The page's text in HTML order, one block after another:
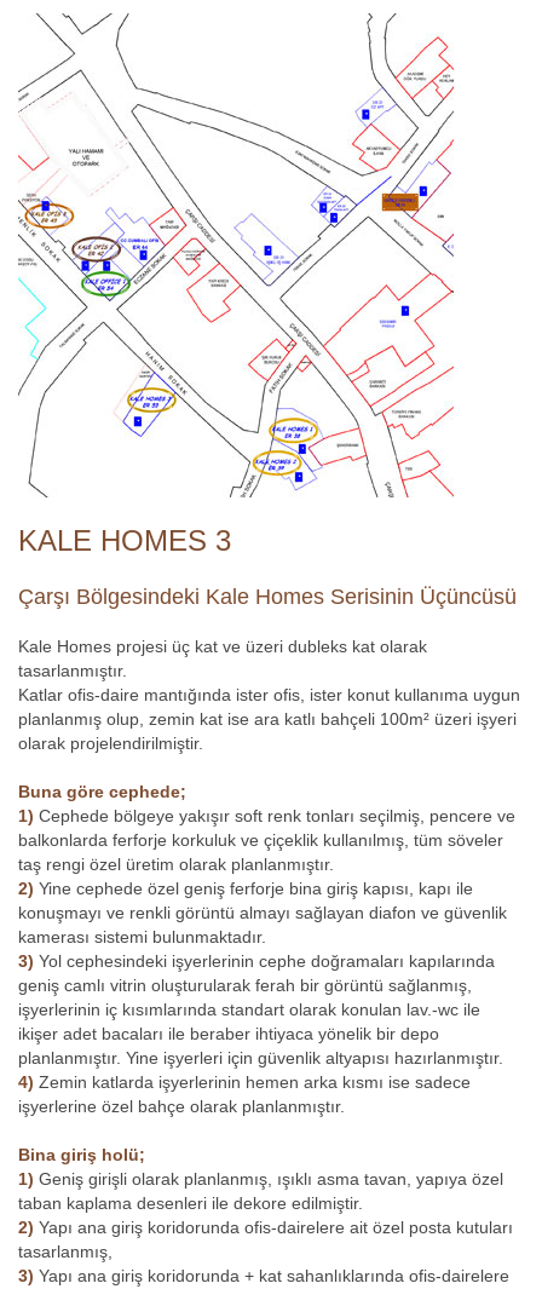
KALE HOMES 3
Çarşı Bölgesindeki Kale Homes Serisinin Üçüncüsü
Kale Homes projesi üç kat ve üzeri dubleks kat olarak
tasarlanmıştır.
Katlar ofis-daire mantığında ister ofis, ister konut kullanıma uygun
planlanmış olup, zemin kat ise ara katlı bahçeli 100m² üzeri işyeri
olarak projelendirilmiştir.
Buna göre cephede;
1) Cephede bölgeye yakışır soft renk tonları seçilmiş, pencere ve
balkonlarda ferforje korkuluk ve çiçeklik kullanılmış, tüm söveler
taş rengi özel üretim olarak planlanmıştır.
2) Yine cephede özel geniş ferforje bina giriş kapısı, kapı ile
konuşmayı ve renkli görüntü almayı sağlayan diafon ve güvenlik
kamerası sistemi bulunmaktadır.
3) Yol cephesindeki işyerlerinin cephe doğramaları kapılarında
geniş camlı vitrin oluşturularak ferah bir görüntü sağlanmış,
işyerlerinin iç kısımlarında standart olarak konulan lav.-wc ile
ikişer adet bacaları ile beraber ihtiyaca yönelik bir depo
planlanmıştır. Yine işyerleri için güvenlik altyapısı hazırlanmıştır.
4) Zemin katlarda işyerlerinin hemen arka kısmı ise sadece
işyerlerine özel bahçe olarak planlanmıştır.
Bina giriş holü;
1) Geniş girişli olarak planlanmış, ışıklı asma tavan, yapıya özel
taban kaplama desenleri ile dekore edilmiştir.
2) Yapı ana giriş koridorunda ofis-dairelere ait özel posta kutuları
tasarlanmış,
3) Yapı ana giriş koridorunda + kat sahanlıklarında ofis-dairelere